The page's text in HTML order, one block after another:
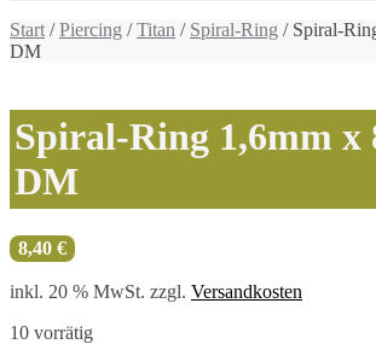
Start /Piercing /Titan / Spiral-Ring / Spiral-
DM
Spiral-Ring 1,6mm x
DM
8,40 €
inkl. 20 % MwSt. zzgl. Versandkosten
10 vorrätig